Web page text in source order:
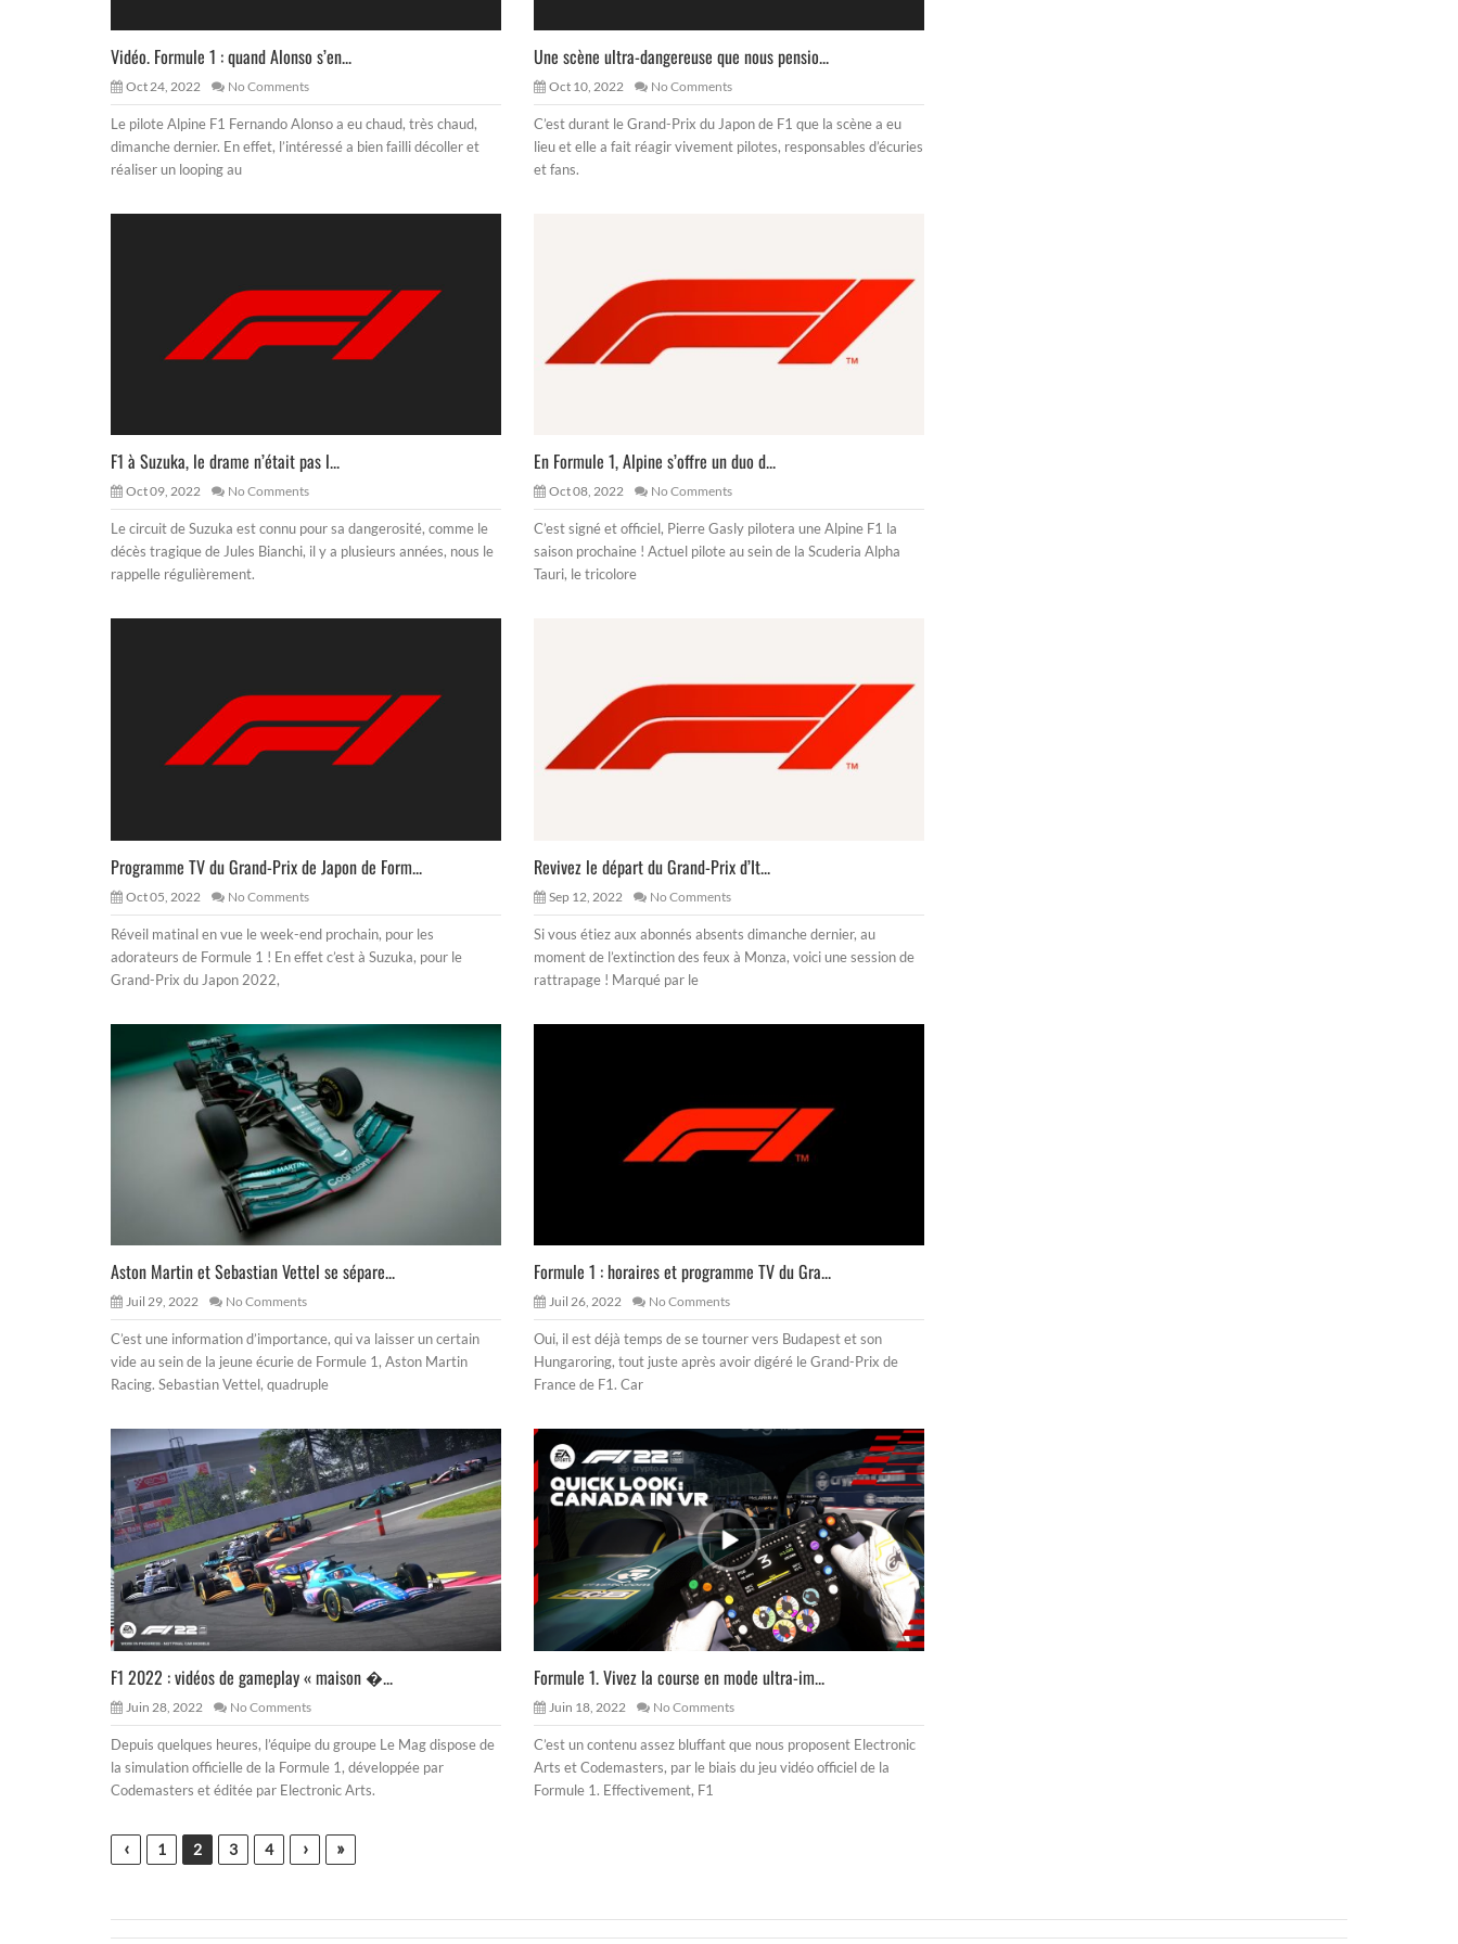
Vidéo. Formule 1 : quand Alonso s’en...
Oct 24, 2022 No Comments
Le pilote Alpine F1 Fernando Alonso a eu chaud, très chaud,
dimanche dernier. En effet, l’intéressé a bien failli décoller et
réaliser un looping au
Une scène ultra-dangereuse que nous pensio...
Oct 10, 2022 No Comments
C’est durant le Grand-Prix du Japon de F1 que la scène a eu
lieu et elle a fait réagir vivement pilotes, responsables d’écuries
et fans.
F1 à Suzuka, le drame n’était pas l...
Oct 09, 2022 No Comments
Le circuit de Suzuka est connu pour sa dangerosité, comme le
décès tragique de Jules Bianchi, il y a plusieurs années, nous le
rappelle régulièrement.
En Formule 1, Alpine s’offre un duo d...
Oct 08, 2022 No Comments
C’est signé et officiel, Pierre Gasly pilotera une Alpine F1 la
saison prochaine ! Actuel pilote au sein de la Scuderia Alpha
Tauri, le tricolore
Programme TV du Grand-Prix de Japon de Form...
Oct 05, 2022 No Comments
Réveil matinal en vue le week-end prochain, pour les
adorateurs de Formule 1 ! En effet c’est à Suzuka, pour le
Grand-Prix du Japon 2022,
Revivez le départ du Grand-Prix d’It...
Sep 12, 2022 No Comments
Si vous étiez aux abonnés absents dimanche dernier, au
moment de l’extinction des feux à Monza, voici une session de
rattrapage ! Marqué par le
Aston Martin et Sebastian Vettel se sépare...
Juil 29, 2022 No Comments
C’est une information d’importance, qui va laisser un certain
vide au sein de la jeune écurie de Formule 1, Aston Martin
Racing. Sebastian Vettel, quadruple
Formule 1 : horaires et programme TV du Gra...
Juil 26, 2022 No Comments
Oui, il est déjà temps de se tourner vers Budapest et son
Hungaroring, tout juste après avoir digéré le Grand-Prix de
France de F1. Car
F1 2022 : vidéos de gameplay « maison �...
Juin 28, 2022 No Comments
Depuis quelques heures, l’équipe du groupe Le Mag dispose de
la simulation officielle de la Formule 1, développée par
Codemasters et éditée par Electronic Arts.
Formule 1. Vivez la course en mode ultra-im...
Juin 18, 2022 No Comments
C’est un contenu assez bluffant que nous proposent Electronic
Arts et Codemasters, par le biais du jeu vidéo officiel de la
Formule 1. Effectivement, F1
‹ 1 2 3 4 › »